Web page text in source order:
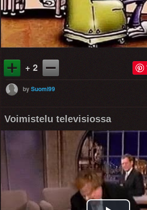
+ 2
bySuomi99
Voimistelu televisiossa